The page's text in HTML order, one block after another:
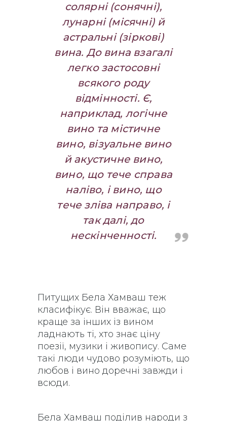
солярні (сонячні),
лунарні (місячні) й
астральні (зіркові)
вина. До вина взагалі
легко застосовні
всякого роду
відмінності. Є,
наприклад, логічне
вино та містичне
вино, візуальне вино
й акустичне вино,
вино, що тече справа
наліво, і вино, що
тече зліва направо, і
так далі, до
нескінченності.
Питущих Бела Хамваш теж
класифікує. Він вважає, що
краще за інших із вином
ладнають ті, хто знає ціну
поезії, музики і живопису. Саме
такі люди чудово розуміють, що
любов і вино доречні завжди і
всюди.
Бела Хамваш поділив народи з